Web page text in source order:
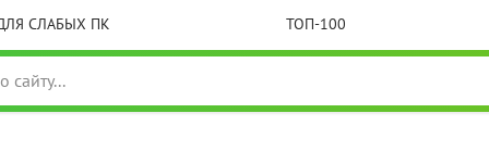
СЛАБЫХ ПК ТОП-100